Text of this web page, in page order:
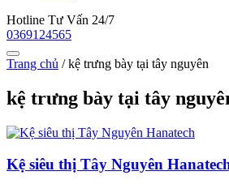
Hotline Tư Vấn 24/7
0369124565
Trang chủ /kệ trưng bày tại tây nguyên
kệ trưng bày tại tây
Kệ siêu thị Tây Nguyên